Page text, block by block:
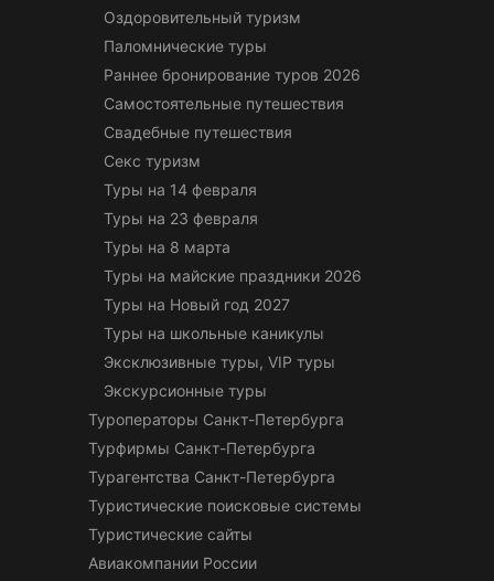
Оздоровительный туризм
Паломнические туры
Раннее бронирование туров 2026
Самостоятельные путешествия
Свадебные путешествия
Секс туризм
Туры на 14 февраля
Туры на 23 февраля
Туры на 8 марта
Туры на майские праздники 2026
Туры на Новый год 2027
Туры на школьные каникулы
Эксклюзивные туры, VIP туры
Экскурсионные туры
Туроператоры Санкт-Петербурга
Турфирмы Санкт-Петербурга
Турагентства Санкт-Петербурга
Туристические поисковые системы
Туристические сайты
Авиакомпании России